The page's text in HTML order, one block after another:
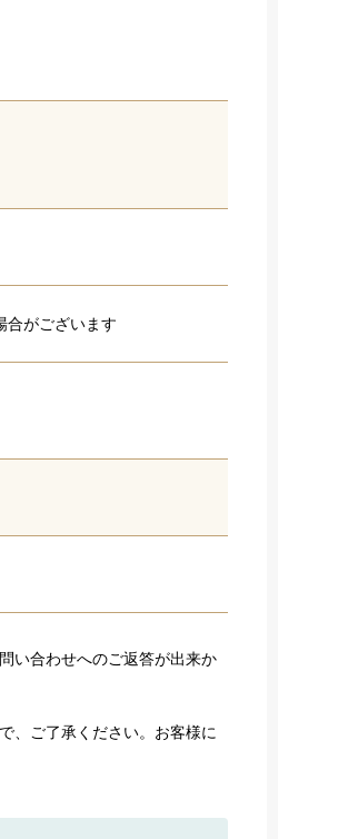
合がございます
い合わせへのご返答が出来か
、ご了承ください。お客様に